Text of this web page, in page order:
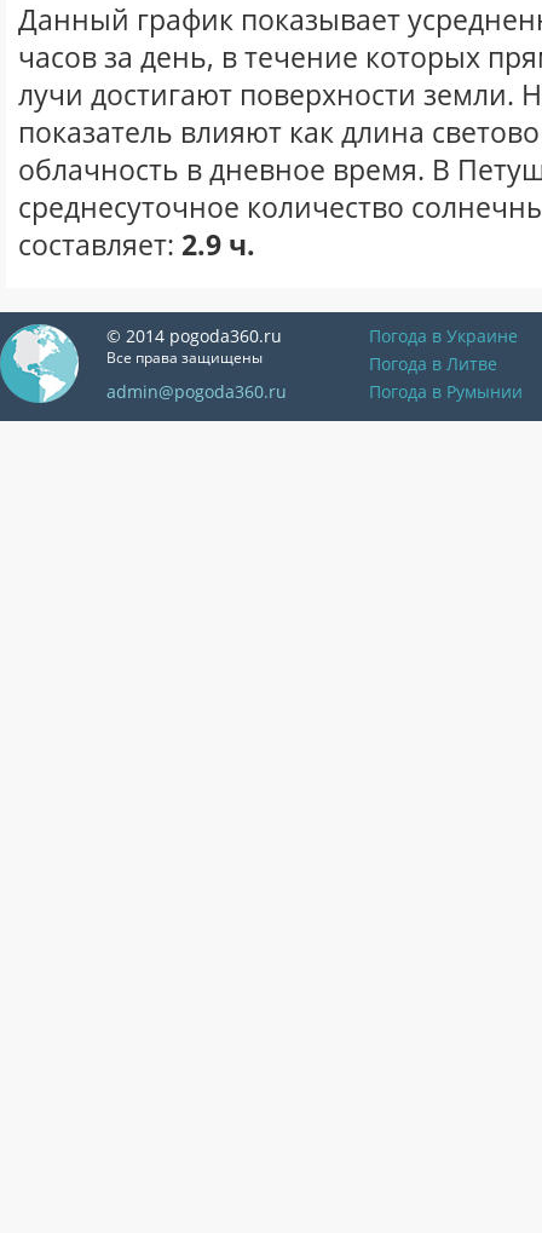
Данный график показывает
часов за день, в течение которых
лучи достигают поверхности земли.
показатель влияют как длина
облачность в дневное время. В
среднесуточное количество
составляет: 2.9 ч.
© 2014 pogoda360.ru
Все права защищены
admin@pogoda360.ru
Погода в Украине
Погода в Литве
Погода в Румынии